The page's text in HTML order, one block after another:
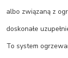
albo związaną z
doskonałe
To system